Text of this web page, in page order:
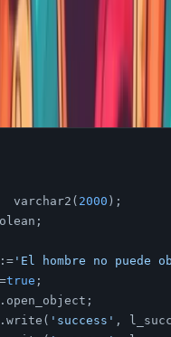
agregue lo siguiente,
y mostrar por consola.
varchar2( 2000 );
:= 'El hombre no puede
true ;
'success' ,